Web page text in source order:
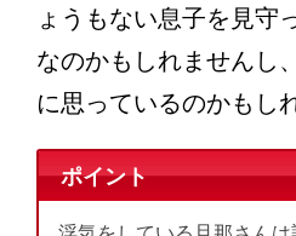
ょうもない息子を見守
なのかもしれませんし
に思っているのかもし
ポイント